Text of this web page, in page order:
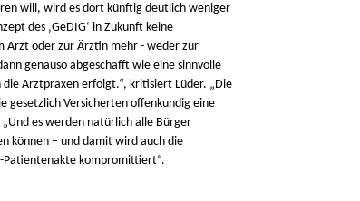
will, wird es dort künftig deutlich weniger
des ‚GeDIG‘ in Zukunft keine
Arzt oder zur Ärztin mehr - weder zur
genauso abgeschafft wie eine sinnvolle
Arztpraxen erfolgt.“, kritisiert Lüder. „Die
gesetzlich Versicherten offenkundig eine
es werden natürlich alle Bürger
können – und damit wird auch die
Patientenakte kompromittiert“.